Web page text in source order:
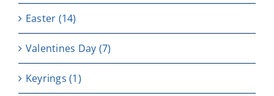
Easter (14)
Valentines Day (7)
Keyrings (1)